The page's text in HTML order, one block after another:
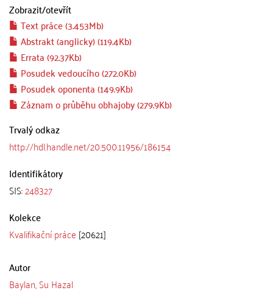
Zobrazit/otevřít
Text práce (3.453Mb)
Abstrakt (anglicky) (119.4Kb)
Errata (92.37Kb)
Posudek vedoucího (272.0Kb)
Posudek oponenta (149.9Kb)
Záznam o průběhu obhajoby (279.9Kb)
Trvalý odkaz
http://hdl.handle.net/20.500.11956/186154
Identifikátory
SIS:248327
Kolekce
Kvalifikační práce [20621]
Autor
Baylan, Su Hazal